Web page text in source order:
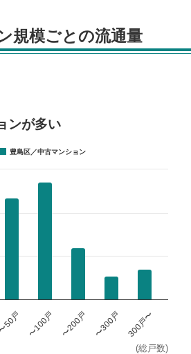
規模ごとの流通量
ンが多い
(総戸数)
豊島区／中古マンション
〜50戸 〜100戸 〜200戸 〜300戸 300戸〜